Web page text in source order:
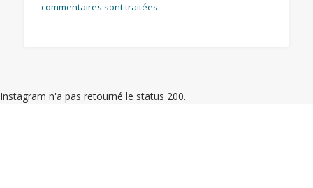
commentaires sont traitées.
Instagram n'a pas retourné le status 200.